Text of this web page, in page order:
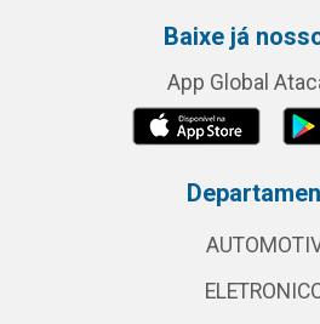
Baixe já
App Global